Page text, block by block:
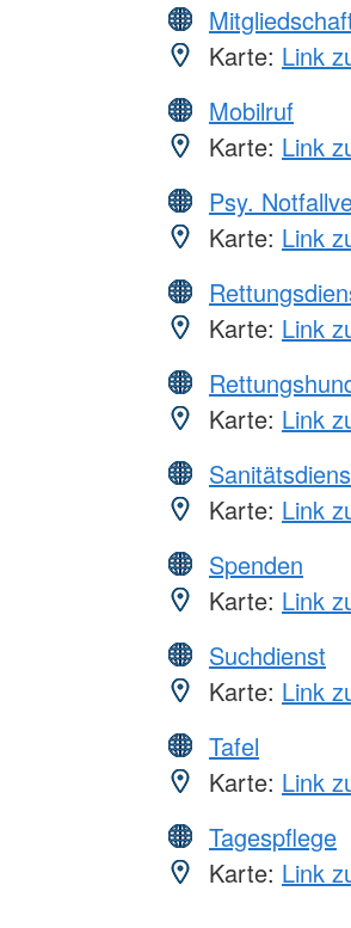
Karte: Link
Mobilruf
Karte: Link
Psy.
Karte: Link
Karte: Link
Karte: Link
Karte: Link
Spenden
Karte: Link
Suchdienst
Karte: Link
Tafel
Karte: Link
Tagespflege
Karte: Link